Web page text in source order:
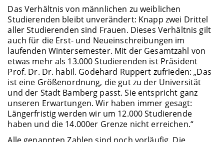
Das Verhältnis von männlichen zu weiblichen
Studierenden bleibt unverändert: Knapp zwei Drittel
aller Studierenden sind Frauen. Dieses Verhältnis gilt
auch für die Erst- und Neueinschreibungen im
laufenden Wintersemester. Mit der Gesamtzahl von
etwas mehr als 13.000 Studierenden ist Präsident
Prof. Dr. Dr. habil. Godehard Ruppert zufrieden: „Das
ist eine Größenordnung, die gut zu der Universität
und der Stadt Bamberg passt. Sie entspricht ganz
unseren Erwartungen. Wir haben immer gesagt:
Längerfristig werden wir um 12.000 Studierende
haben und die 14.000er Grenze nicht erreichen.“
Alle genannten Zahlen sind noch vorläufig. Die